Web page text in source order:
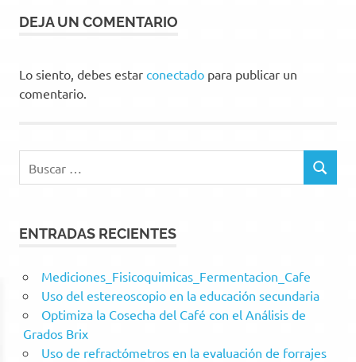
DEJA UN COMENTARIO
Lo siento, debes estar conectado para publicar un
comentario.
BUSCAR
ENTRADAS RECIENTES
Mediciones_Fisicoquimicas_Fermentacion_Cafe
Uso del estereoscopio en la educación secundaria
Optimiza la Cosecha del Café con el Análisis de
Grados Brix
Uso de refractómetros en la evaluación de forrajes